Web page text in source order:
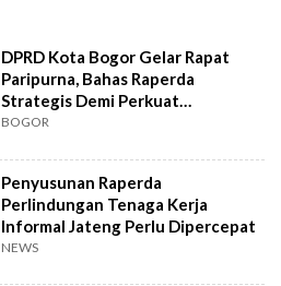
DPRD Kota Bogor Gelar Rapat
Paripurna, Bahas Raperda
Strategis Demi Perkuat
Pembangunan Kota
BOGOR
Penyusunan Raperda
Perlindungan Tenaga Kerja
Informal Jateng Perlu Dipercepat
NEWS